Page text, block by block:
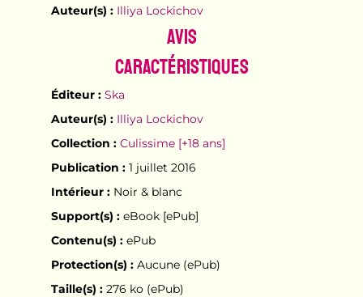
Auteur(s) : Illiya Lockichov
Avis
Caractéristiques
Éditeur : Ska
Auteur(s) : Illiya Lockichov
Collection : Culissime [+18 ans]
Publication :1 juillet 2016
Intérieur :Noir & blanc
Support(s) :eBook [ePub]
Contenu(s) :ePub
Protection(s) :Aucune (ePub)
Taille(s) :276 ko (ePub)